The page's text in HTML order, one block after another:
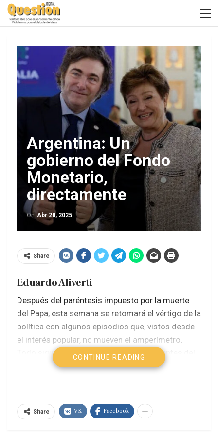
Argentina: Un
gobierno del Fondo
Monetario,
directamente
On Abr 28, 2025
Share
Eduardo Aliverti
Después del paréntesis impuesto por la muerte
del Papa, esta semana se retomará el vértigo de la
política con algunos episodios que, vistos desde
el interés popular, no mueven el amperímetro.
Todo sigue concentrado en los interrogantes del
rumbo económico a corto plazo.
El jefe de Gabinete, Guillermo Francos, visitará el
Congreso para poner la cara, interpelado, por el
CONTINUE READING
Share VK Facebook